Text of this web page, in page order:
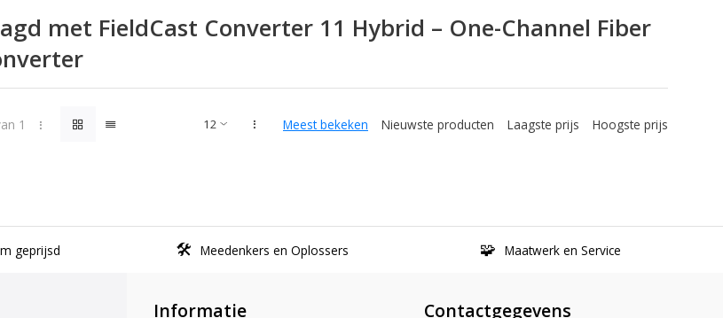
met FieldCast Converter 11 Hybrid – One-Channel Fiber
1 Meest bekeken Nieuwste producten Laagste prijs Hoogste prijs
geprijsd Meedenkers en Oplossers Maatwerk en Service
Informatie Contactgegevens